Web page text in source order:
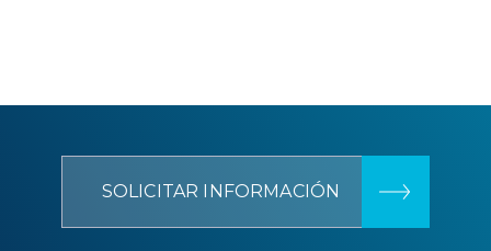
SOLICITAR INFORMACIÓN